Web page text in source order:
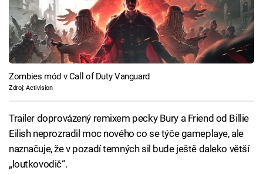
Zombies mód v Call of Duty Vanguard
Zdroj: Activision
Trailer doprovázený remixem pecky Bury a Friend od Billie
Eilish neprozradil moc nového co se týče gameplaye, ale
naznačuje, že v pozadí temných sil bude ještě daleko větší
„loutkovodič“.